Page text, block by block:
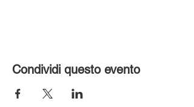
Condividi questo evento